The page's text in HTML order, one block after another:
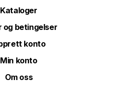
Kataloger
og betingelser
konto
Min konto
Om oss